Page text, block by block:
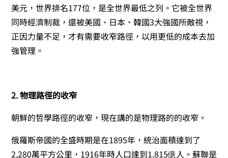
美元，世界排名177位，是全世界最低之列。它被全世界
同時經濟制裁，還被美國、日本、韓國3大強國所敵視，
正因力量不足，才有需要收窄路徑，以用更低的成本去加
強管理。
2. 物理路徑的收窄
朝鮮的哲學路徑的收窄，現在講的是物理路的的收窄。
俄羅斯帝國的全盛時期是在1895年，統治面積達到了
2,280萬平方公里，1916年時人口達到1.815億人。蘇聯是